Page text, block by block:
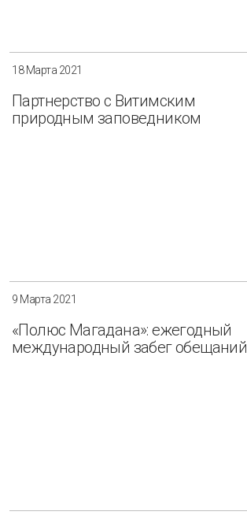
18 Марта 2021
Партнерство с Витимским
природным заповедником
9 Марта 2021
«Полюс Магадана»: ежегодный
международный забег обещаний